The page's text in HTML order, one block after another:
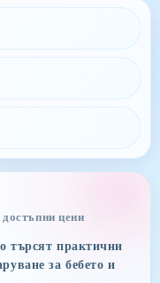
цени
търсят практични
за бебето и